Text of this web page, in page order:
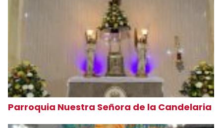
Parroquia Nuestra Señora de la Candelaria